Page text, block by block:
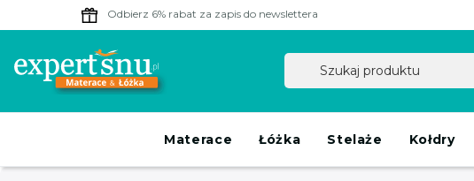
Odbierz 6% rabat za zapis do newslettera
Materace Łóżka Stelaże Kołdry